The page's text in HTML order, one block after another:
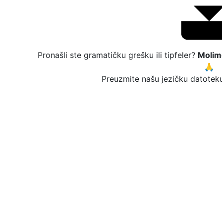
Pronašli ste gramatičku grešku ili tipfeler?
🙏
Preuzmite našu jezičku